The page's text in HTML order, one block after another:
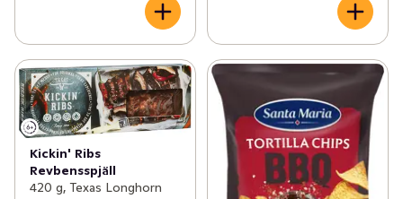
Kickin' Ribs
Revbensspjäll
420 g, Texas Longhorn